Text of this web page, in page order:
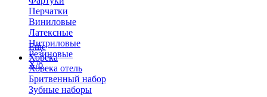
Перчатки
Виниловые
Латексные
Нитриловые
Резиновые
Х/б
Еще
Хорека
Хорека отель
Бритвенный набор
Зубные наборы